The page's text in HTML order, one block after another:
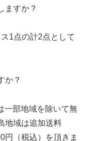
ますか？
1点の計2点として
か？
一部地域を除いて無
地域は追加送料
円（税込）を頂きま